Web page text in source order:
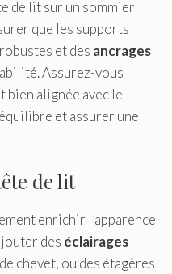
de lit sur un sommier
que les supports
robustes et des ancrages
Assurez-vous
bien alignée avec le
et assurer une
de lit
enrichir l’apparence
des éclairages
chevet, ou des étagères